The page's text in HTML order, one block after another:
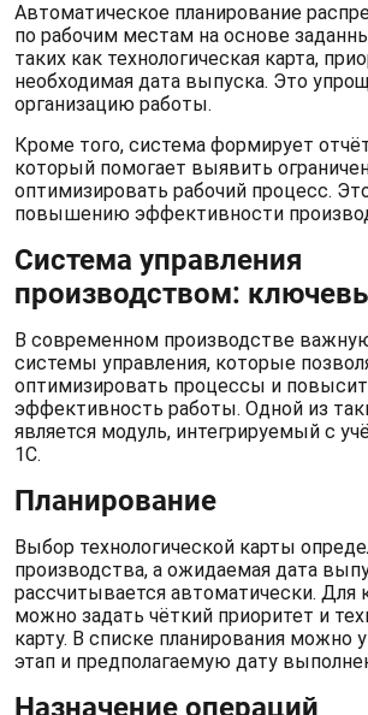
Автоматическое планирование
по рабочим местам на основе
таких как технологическая карта,
необходимая дата выпуска. Это
организацию работы.
Кроме того, система формирует
который помогает выявить
оптимизировать рабочий процесс.
повышению эффективности
Система управления
производством:
В современном производстве
системы управления, которые
оптимизировать процессы и
эффективность работы. Одной из
является модуль, интегрируемый с
1С.
Планирование
Выбор технологической карты
производства, а ожидаемая дата
рассчитывается автоматически. Для
можно задать чёткий приоритет и
карту. В списке планирования можно
этап и предполагаемую дату
Назначение операций